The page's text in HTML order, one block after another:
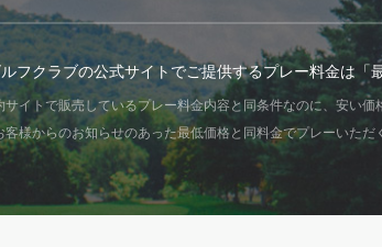
フクラブの公式サイトでご提供するプレー料金は「
イトで販売しているプレー料金内容と同条件なのに、安い
客様からのお知らせのあった最低価格と同料金でプレーいただ